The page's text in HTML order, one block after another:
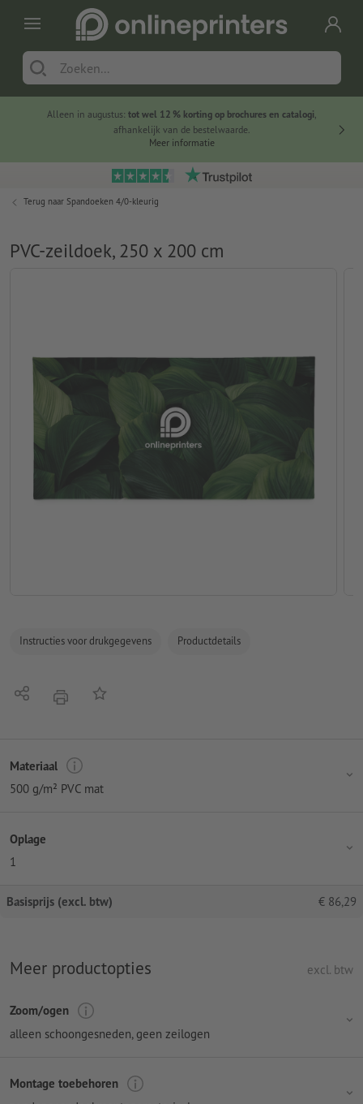
Alleen in augustus: tot wel 12 % korting op brochures en catalogi,
afhankelijk van de bestelwaarde.
Meer informatie
Terug naar Spandoeken 4/0-kleurig
PVC-zeildoek, 250 x 200 cm
Instructies voor drukgegevens Productdetails
Delen afdrukkenOp de lijst
Materiaal
500 g/m² PVC mat
Oplage
1
Basisprijs (excl. btw) € 86,29
Meer productopties excl. btw
Zoom/ogen
alleen schoongesneden, geen zeilogen
Montage toebehoren